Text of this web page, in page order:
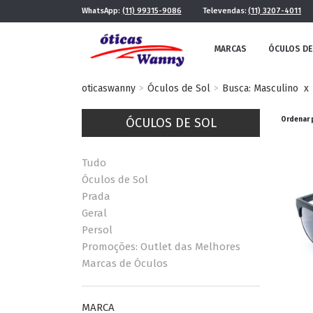
WhatsApp: (11) 99315-9086 Televendas: (11) 3207-4011
MARCAS ÓCULOS
POR ESTILO
oticaswanny Óculos de Sol Busca: Masculino x
ÓCULOS DE SOL
Tudo
Óculos de Sol
Prada
Geral
Persol
Promoções: Outlet das Melhores
Marcas de Óculos
MARCA
Ordenar